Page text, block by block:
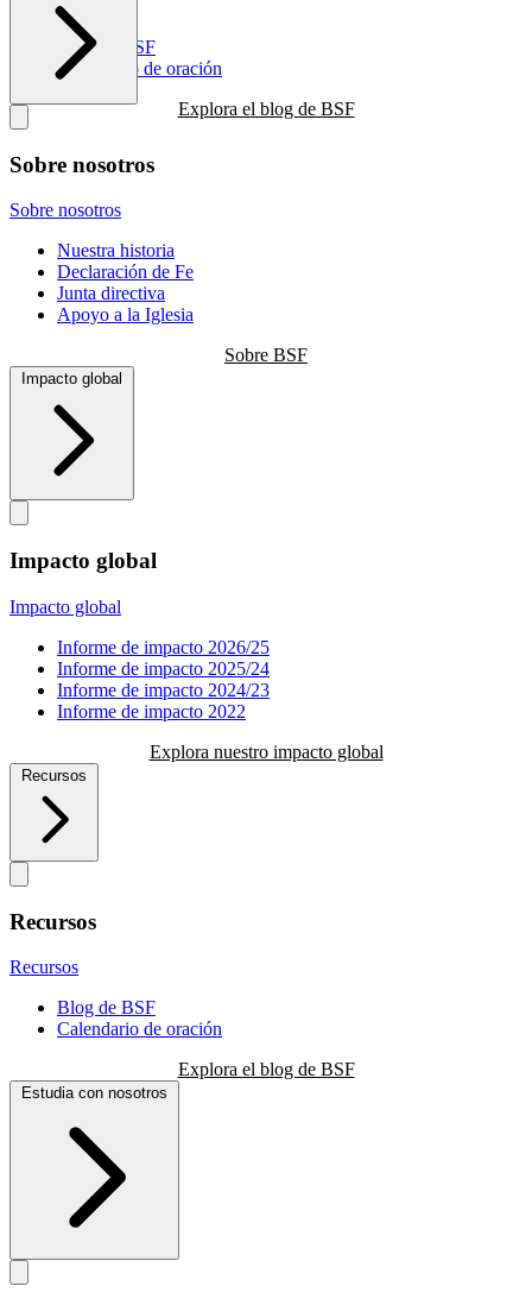
Blog de BSF
Calendario de oración
Explora el blog de BSF
Sobre nosotros
Sobre nosotros
Nuestra historia
Declaración de Fe
Junta directiva
Apoyo a la Iglesia
Sobre BSF
Impacto global
Impacto global
Impacto global
Informe de impacto 2026/25
Informe de impacto 2025/24
Informe de impacto 2024/23
Informe de impacto 2022
Explora nuestro impacto global
Recursos
Recursos
Recursos
Blog de BSF
Calendario de oración
Explora el blog de BSF
Estudia con nosotros